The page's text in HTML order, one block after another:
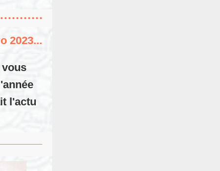
2023...
l'actu